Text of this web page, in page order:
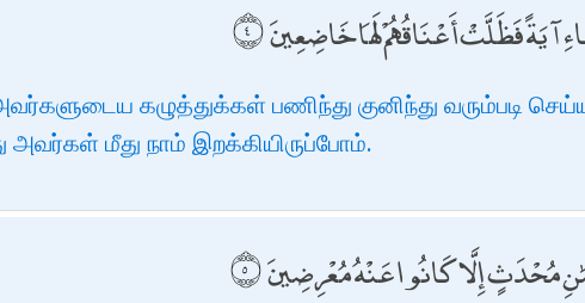
آيَةً فَظَلَّتْ أَعْنَاقُهُمْ لَهَا خَاضِعِينَ
கழுத்துக்கள் பணிந்து குனிந்து வரும்படி
அவர்கள் மீது நாம் இறக்கியிருப்போம்.
مُحْدَثٍ إِلَّا كَانُوا عَنْهُ مُعْرِضِينَ